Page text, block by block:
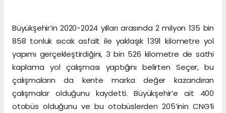
Büyükşehir’in 2020-2024 yılları arasında 2 milyon 135 bin
858 tonluk sıcak asfalt ile yaklaşık 1391 kilometre yol
yapımı gerçekleştirdiğini, 3 bin 526 kilometre de sathi
kaplama yol çalışması yaptığını belirten Seçer, bu
çalışmaların da kente marka değer kazandıran
çalışmalar olduğunu kaydetti. Büyükşehir’e ait 400
otobüs olduğunu ve bu otobüslerden 205’inin CNG’li